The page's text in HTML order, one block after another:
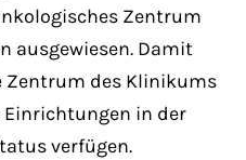
amet, consectetuer
eget dolor. Aenean
Zentrum
ausgewiesen. Damit
Zentrum des Klinikums
Einrichtungen in der
verfügen.